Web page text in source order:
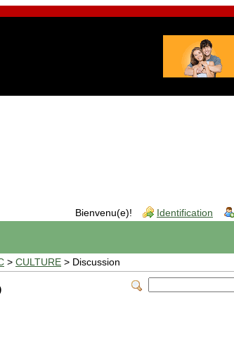
Bienvenu(e)! Identification
> CULTURE > Discussion